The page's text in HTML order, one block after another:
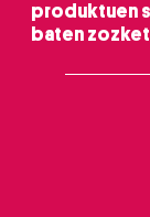
produktuen
baten